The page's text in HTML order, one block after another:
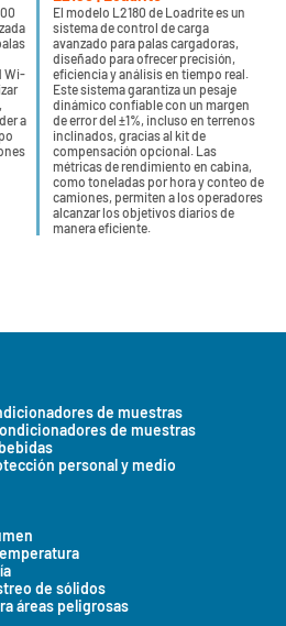
Wi-
a
El modelo L2180 de Loadrite es un
sistema de control de carga
avanzado para palas cargadoras,
diseñado para ofrecer precisión,
eficiencia y análisis en tiempo real.
Este sistema garantiza un pesaje
dinámico confiable con un margen
de error del ±1%, incluso en terrenos
inclinados, gracias al kit de
compensación opcional. Las
métricas de rendimiento en cabina,
como toneladas por hora y conteo de
camiones, permiten a los operadores
alcanzar los objetivos diarios de
manera eficiente.
de muestras
de muestras
personal y medio
de sólidos
áreas peligrosas